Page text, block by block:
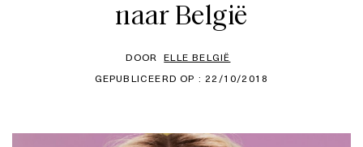
naar België
DOOR ELLE BELGIË
GEPUBLICEERD OP : 22/10/2018